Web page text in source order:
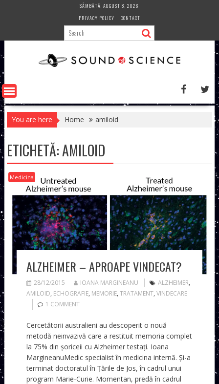
SÂMBĂTĂ, AUGUST 8, 2026
PRIVACY POLICY
CONTACT
You are here Home amiloid
ETICHETĂ:AMILOID
Medicina
ALZHEIMER – APROAPE VINDECAT?
28/12/2015 IOANA MARGINEANU ALZHEIMER,
AMILOID, ECHOGRAFIE, MEMORIE, TRATAMENT, VINDECARE
1 COMMENT
Cercetătorii australieni au descoperit o nouă
metodă neinvazivă care a restituit memoria complet
la 75% din şoriceii cu Alzheimer testaţi. Ioana
MargineanuMedic specialist în medicina internă. Și-a
terminat doctoratul în Țările de Jos, în cadrul unui
program Marie-Curie. Momentan, predă în cadrul